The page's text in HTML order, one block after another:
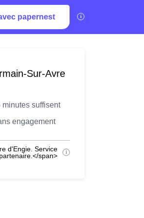
papernest
Sur-Avre
minutes suffisent
engagement
d'Engie. Service
span>